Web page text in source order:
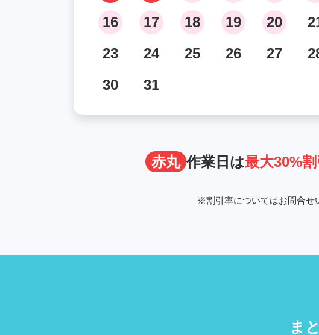
16
17 18 19 20
23
24 25 26 27
30
31
赤丸 作業日は最大30%割
※割引率についてはお問合せ
ま